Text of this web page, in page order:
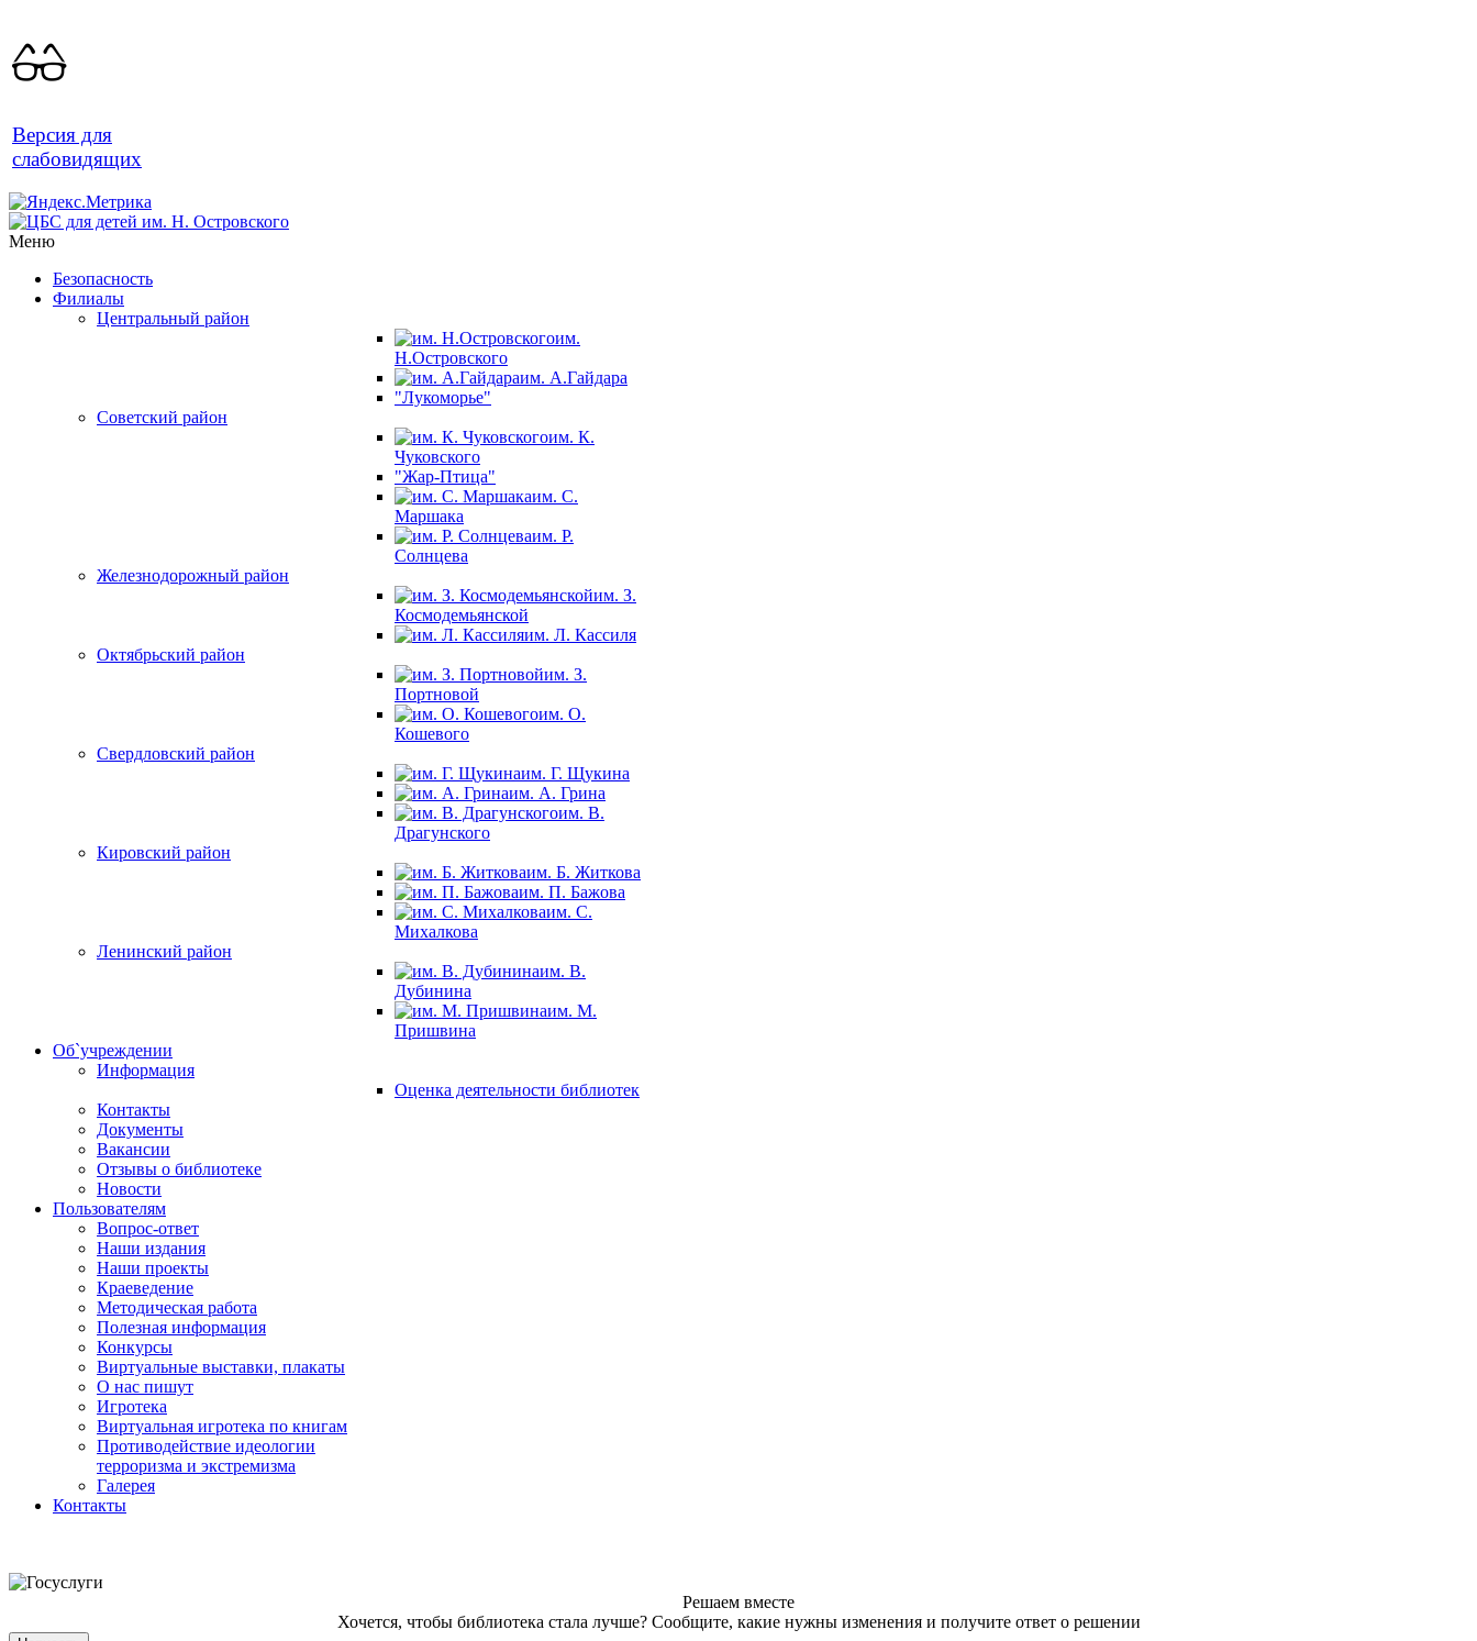
Версия для
слабовидящих
Меню
Безопасность
Филиалы
Центральный район
им.
Н.Островского
им. А.Гайдара
"Лукоморье"
Советский район
им. К.
Чуковского
"Жар-Птица"
им. С.
Маршака
им. Р.
Солнцева
Железнодорожный район
им. З.
Космодемьянской
им. Л. Кассиля
Октябрьский район
им. З.
Портновой
им. О.
Кошевого
Свердловский район
им. Г. Щукина
им. А. Грина
им. В.
Драгунского
Кировский район
им. Б. Житкова
им. П. Бажова
им. С.
Михалкова
Ленинский район
им. В.
Дубинина
им. М.
Пришвина
Об`учреждении
Информация
Оценка деятельности библиотек
Контакты
Документы
Вакансии
Отзывы о библиотеке
Новости
Пользователям
Вопрос-ответ
Наши издания
Наши проекты
Краеведение
Методическая работа
Полезная информация
Конкурсы
Виртуальные выставки, плакаты
О нас пишут
Игротека
Виртуальная игротека по книгам
Противодействие идеологии
терроризма и экстремизма
Галерея
Контакты
Решаем вместе
Хочется, чтобы библиотека стала лучше? Сообщите, какие нужны изменения и получите ответ о решении